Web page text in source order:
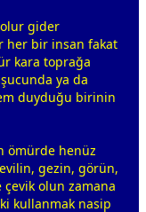
gider
her bir insan fakat
kara toprağa
ya da
duyduğu birinin
ömürde henüz
gezin, görün,
çevik olun zamana
kullanmak nasip